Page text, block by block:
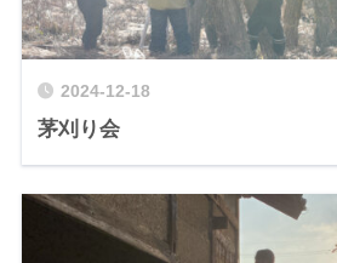
2024-12-18
茅刈り会